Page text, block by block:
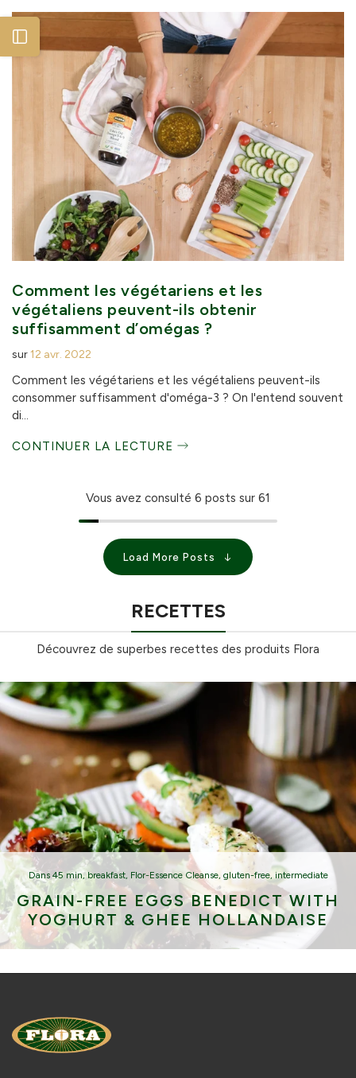
Comment les végétariens et les
végétaliens peuvent-ils obtenir
suffisamment d’omégas ?
sur12 avr. 2022
Comment les végétariens et les végétaliens peuvent-ils
consommer suffisamment d'oméga-3 ? On l'entend souvent
di...
CONTINUER LA LECTURE
Vous avez consulté 6 posts sur 61
Load More Posts
Open sidebar
RECETTES
Découvrez de superbes recettes des produits Flora
Dans 45 min, breakfast, Flor-Essence Cleanse, gluten-free, intermediate
GRAIN-FREE EGGS BENEDICT WITH
YOGHURT & GHEE HOLLANDAISE